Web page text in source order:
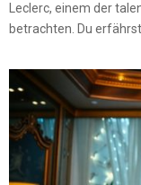
Leclerc, einem der
betrachten. Du